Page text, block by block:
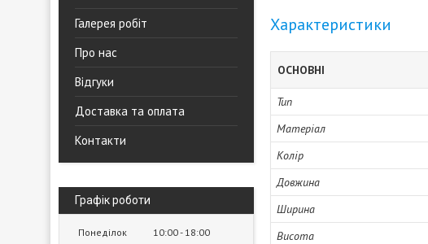
Галерея робіт
Про нас
Відгуки
Доставка та оплата
Контакти
Графік роботи
Понеділок 10:00 18:00
Характеристики
ОСНОВНІ
Тип
Матеріал
Колір
Довжина
Ширина
Висота